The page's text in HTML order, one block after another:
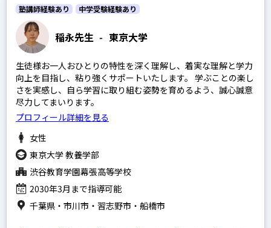
女子学院高等学校
筑波大学附属駒場高等学校
渋谷教育学園幕張高等学校
灘高等学校
SAPIX
日能研
早稲田アカデミー
四谷大塚
稲永先生 - 東京大学
塾講師経験あり 中学受験経験あり
生徒様お一人おひとりの特性を深く理解し、着実な理解と学力
向上を目指し、粘り強くサポートいたします。 学ぶことの楽し
さを実感し、自ら学習に取り組む姿勢を育めるよう、誠心誠意
尽力してまいります。
プロフィール詳細を見る
女性
東京大学 教養学部
渋谷教育学園幕張高等学校
2030年3月まで指導可能
千葉県・市川市・習志野市・船橋市
選択する